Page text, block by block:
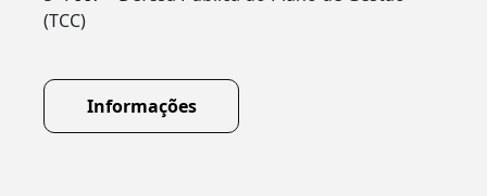
(TCC)
Informações